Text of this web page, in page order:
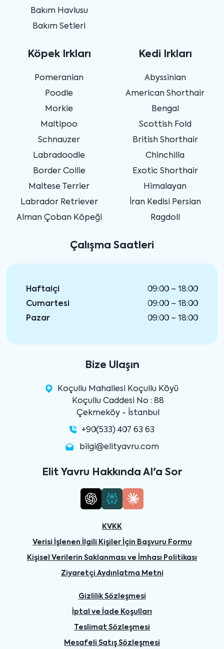
Bakım Havlusu
Bakım Setleri
Köpek Irkları
Pomeranian
Poodle
Morkie
Maltipoo
Schnauzer
Labradoodle
Border Collie
Maltese Terrier
Labrador Retriever
Alman Çoban Köpeği
Kedi Irkları
Abyssinian
American Shorthair
Bengal
Scottish Fold
British Shorthair
Chinchilla
Exotic Shorthair
Himalayan
İran Kedisi Persian
Ragdoll
Çalışma Saatleri
Haftaiçi
09:00 ~ 18:00
Cumartesi
09:00 ~ 18:00
Pazar
09:00 ~ 18:00
Bize Ulaşın
Koçullu Mahallesi Koçullu Köyü
Koçullu Caddesi No : 88
Çekmeköy - İstanbul
+90(533) 407 63 63
bilgi@elityavru.com
Elit Yavru Hakkında AI'a Sor
KVKK
Verisi İşlenen İlgili Kişiler İçin Başvuru Formu
Kişisel Verilerin Saklanması ve İmhası Politikası
Ziyaretçi Aydınlatma Metni
Gizlilik Sözleşmesi
İptal ve İade Koşulları
Teslimat Sözleşmesi
Mesafeli Satış Sözleşmesi